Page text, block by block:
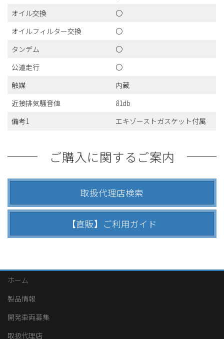
オイル交換
〇
オイルフィルター交換
〇
タンデム
〇
公道走行
〇
触媒
内蔵
近接排気騒音値
81db
備考1
エキゾーストガスケット付属
ご購入に関するご案内
取扱代理店検索
【直販】ご利用ガイド
ホーム
製品情報
開発車両募集
取扱代理店